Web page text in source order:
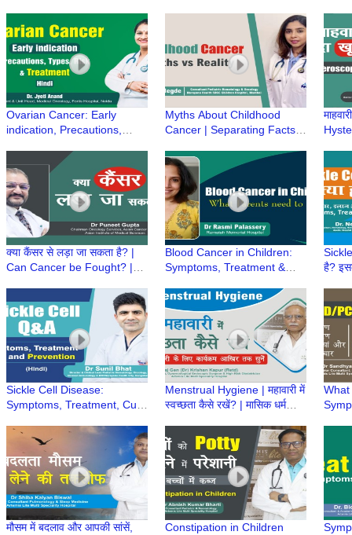
Chakrabarti
Heart Surgeries and Heart
Ovarian Cancer: Early
indication, Precautions,
Dr Jyoti Anand, Fortis
Hospital, Noida
Myths About Childhood
Cancer | Separating Facts
SRCC Children Hospital
क्या कैंसर से लड़ा जा सकता है? |
Can Cancer be Fought? |
Blood Cancer in Children:
Symptoms, Treatment &
| Dr Rasmi Palassery
है?
Sickle Cell Disease:
Symptoms, Treatment, Cure
Sunil Bhat
Menstrual Hygiene | महावारी में
स्वच्छता कैसे रखें? | मासिक धर्म
bleeding
What
मौसम में बदलाव और आपकी सांसें,
Constipation in Children